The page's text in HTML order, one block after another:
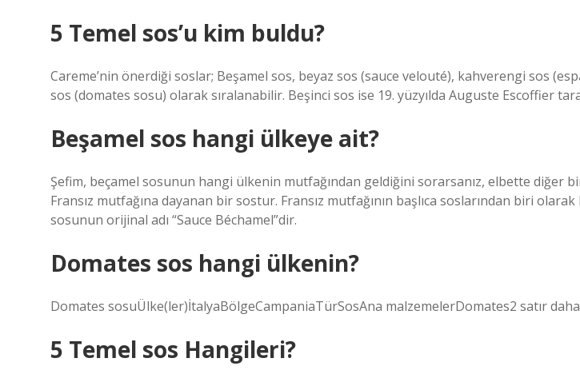
5 Temel sos’u kim buldu?
Careme’nin önerdiği soslar; Beşamel sos, beyaz sos (sauce velouté), kahverengi sos
sos (domates sosu) olarak sıralanabilir. Beşinci sos ise 19. yüzyılda Auguste Escoffier
Beşamel sos hangi ülkeye ait?
Şefim, beçamel sosunun hangi ülkenin mutfağından geldiğini sorarsanız, elbette diğer
Fransız mutfağına dayanan bir sostur. Fransız mutfağının başlıca soslarından biri
sosunun orijinal adı “Sauce Béchamel”dir.
Domates sos hangi ülkenin?
Domates sosuÜlke(ler)İtalyaBölgeCampaniaTürSosAna malzemelerDomates2 satır daha
5 Temel sos Hangileri?